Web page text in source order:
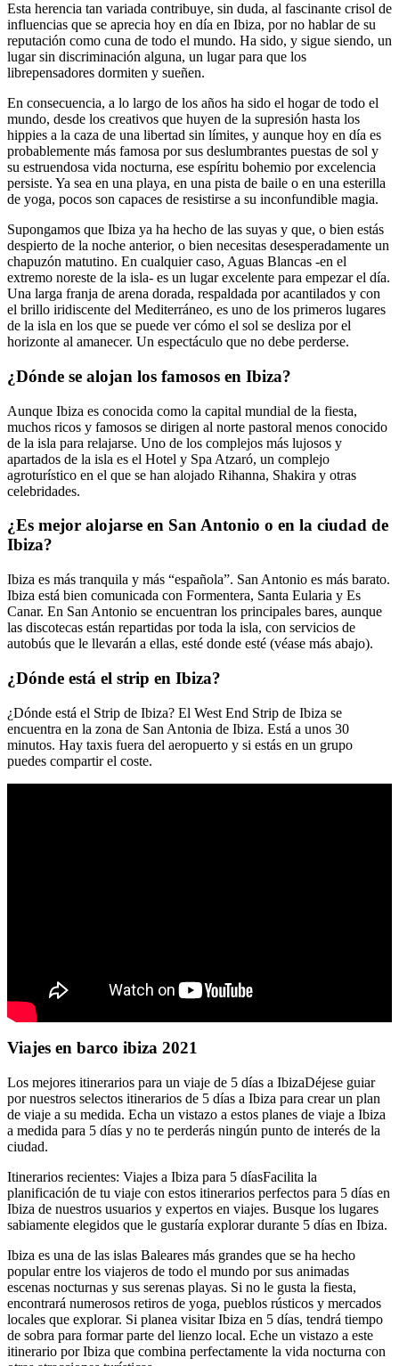
Esta herencia tan variada contribuye, sin duda, al fascinante crisol de
influencias que se aprecia hoy en día en Ibiza, por no hablar de su
reputación como cuna de todo el mundo. Ha sido, y sigue siendo, un
lugar sin discriminación alguna, un lugar para que los
librepensadores dormiten y sueñen.
En consecuencia, a lo largo de los años ha sido el hogar de todo el
mundo, desde los creativos que huyen de la supresión hasta los
hippies a la caza de una libertad sin límites, y aunque hoy en día es
probablemente más famosa por sus deslumbrantes puestas de sol y
su estruendosa vida nocturna, ese espíritu bohemio por excelencia
persiste. Ya sea en una playa, en una pista de baile o en una esterilla
de yoga, pocos son capaces de resistirse a su inconfundible magia.
Supongamos que Ibiza ya ha hecho de las suyas y que, o bien estás
despierto de la noche anterior, o bien necesitas desesperadamente un
chapuzón matutino. En cualquier caso, Aguas Blancas -en el
extremo noreste de la isla- es un lugar excelente para empezar el día.
Una larga franja de arena dorada, respaldada por acantilados y con
el brillo iridiscente del Mediterráneo, es uno de los primeros lugares
de la isla en los que se puede ver cómo el sol se desliza por el
horizonte al amanecer. Un espectáculo que no debe perderse.
¿Dónde se alojan los famosos en Ibiza?
Aunque Ibiza es conocida como la capital mundial de la fiesta,
muchos ricos y famosos se dirigen al norte pastoral menos conocido
de la isla para relajarse. Uno de los complejos más lujosos y
apartados de la isla es el Hotel y Spa Atzaró, un complejo
agroturístico en el que se han alojado Rihanna, Shakira y otras
celebridades.
¿Es mejor alojarse en San Antonio o en la ciudad de
Ibiza?
Ibiza es más tranquila y más “española”. San Antonio es más barato.
Ibiza está bien comunicada con Formentera, Santa Eularia y Es
Canar. En San Antonio se encuentran los principales bares, aunque
las discotecas están repartidas por toda la isla, con servicios de
autobús que le llevarán a ellas, esté donde esté (véase más abajo).
¿Dónde está el strip en Ibiza?
¿Dónde está el Strip de Ibiza? El West End Strip de Ibiza se
encuentra en la zona de San Antonia de Ibiza. Está a unos 30
minutos. Hay taxis fuera del aeropuerto y si estás en un grupo
puedes compartir el coste.
Viajes en barco ibiza 2021
Los mejores itinerarios para un viaje de 5 días a IbizaDéjese guiar
por nuestros selectos itinerarios de 5 días a Ibiza para crear un plan
de viaje a su medida. Echa un vistazo a estos planes de viaje a Ibiza
a medida para 5 días y no te perderás ningún punto de interés de la
ciudad.
Itinerarios recientes: Viajes a Ibiza para 5 díasFacilita la
planificación de tu viaje con estos itinerarios perfectos para 5 días en
Ibiza de nuestros usuarios y expertos en viajes. Busque los lugares
sabiamente elegidos que le gustaría explorar durante 5 días en Ibiza.
Ibiza es una de las islas Baleares más grandes que se ha hecho
popular entre los viajeros de todo el mundo por sus animadas
escenas nocturnas y sus serenas playas. Si no le gusta la fiesta,
encontrará numerosos retiros de yoga, pueblos rústicos y mercados
locales que explorar. Si planea visitar Ibiza en 5 días, tendrá tiempo
de sobra para formar parte del lienzo local. Eche un vistazo a este
itinerario por Ibiza que combina perfectamente la vida nocturna con